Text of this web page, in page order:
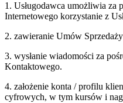
1. Usługodawca umożliwia za
Internetowego korzystanie z
2. zawieranie Umów
3. wysłanie wiadomości za
Kontaktowego.
4. założenie konta / profilu
cyfrowych, w tym kursów i